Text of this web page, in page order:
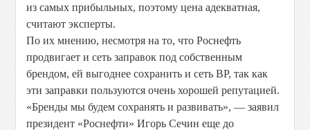
из самых прибыльных, поэтому цена адекватная,
считают эксперты.
По их мнению, несмотря на то, что Роснефть
продвигает и сеть заправок под собственным
брендом, ей выгоднее сохранить и сеть BP, так как
эти заправки пользуются очень хорошей репутацией.
«Бренды мы будем сохранять и развивать», — заявил
президент «Роснеф­ти» Игорь Сечин еще до